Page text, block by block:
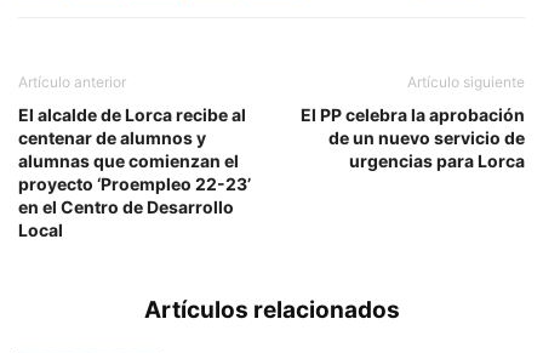
Artículo anterior
El alcalde de Lorca recibe al
centenar de alumnos y
alumnas que comienzan el
proyecto ‘Proempleo 22-23’
en el Centro de Desarrollo
Local
Artículo siguiente
El PP celebra la aprobación
de un nuevo servicio de
urgencias para Lorca
Artículos relacionados